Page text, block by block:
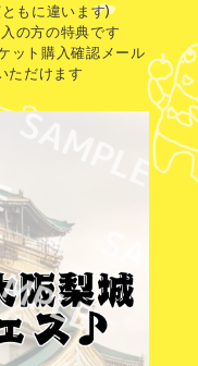
もに違います)
の方の特典です
ット購入確認メール
ただけます